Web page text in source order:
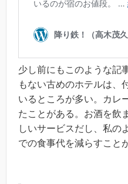
少し前にもこのような記
もない古めのホテルは、
いるところが多い。カレ
たことがある。お酒を飲
しいサービスだし、私の
での食事代を減らすこと